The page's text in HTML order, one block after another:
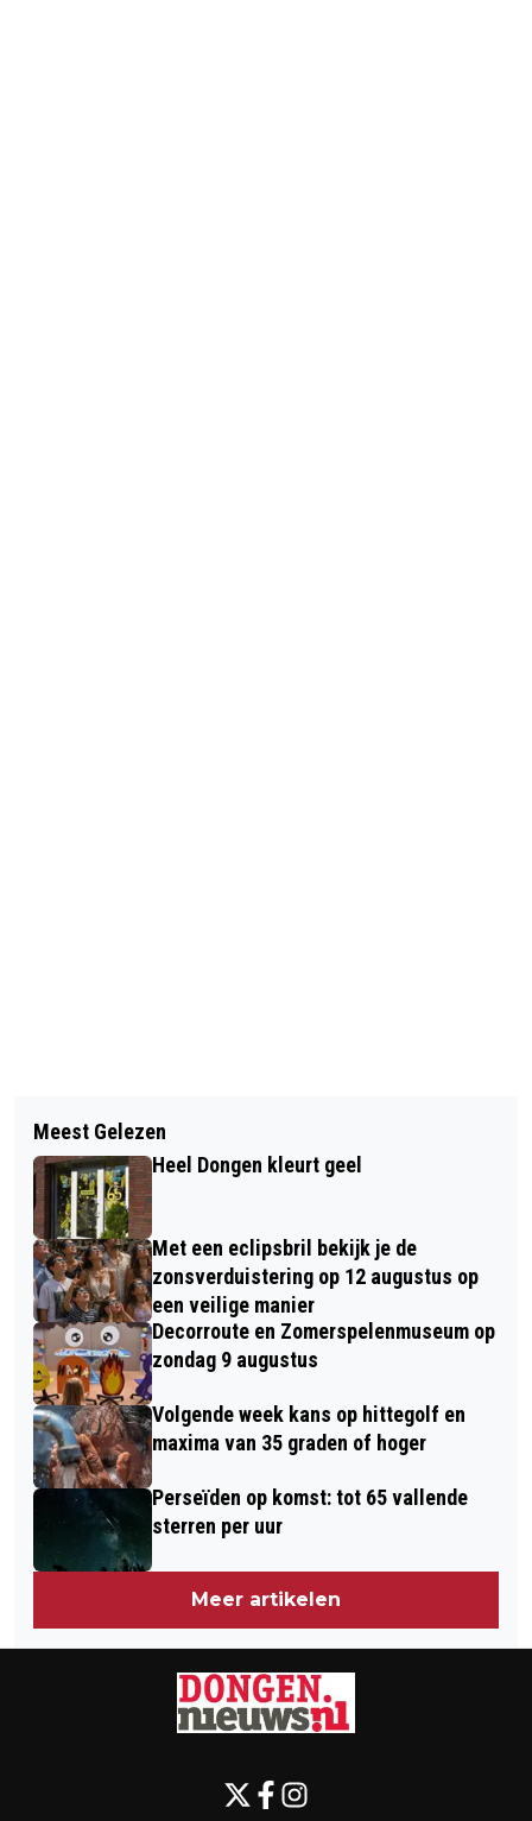
8 GRATIS BUITENAVONDEN VOL
MUZIEK, THEATER EN FILM
LEERLINGEN BASISSCHOOL HEILIG
HART MAKEN KENNIS MET
VOEDSELBANK DONGEN
Meest Gelezen
Heel Dongen kleurt geel
Met een eclipsbril bekijk je de
zonsverduistering op 12 augustus op
een veilige manier
Decorroute en Zomerspelenmuseum op
zondag 9 augustus
Volgende week kans op hittegolf en
maxima van 35 graden of hoger
Perseïden op komst: tot 65 vallende
sterren per uur
Meer artikelen